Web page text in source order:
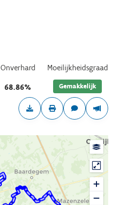
Onverhard
68.86%
Moeilijkheidsgraad
Gemakkelijk